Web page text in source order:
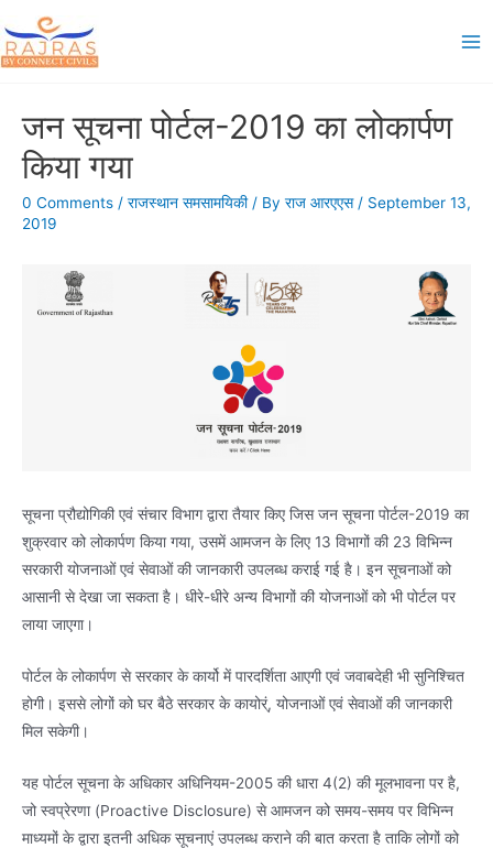
to
content
जन सूचना पोर्टल-2019 का लोकार्पण
किया गया
0 Comments / राजस्थान समसामयिकी/ By राज आरएएस / September 13,
2019
सूचना प्रौद्योगिकी एवं संचार विभाग द्वारा तैयार किए जिस जन सूचना पोर्टल-2019 का
शुक्रवार को लोकार्पण किया गया, उसमें आमजन के लिए 13 विभागों की 23 विभिन्न
सरकारी योजनाओं एवं सेवाओं की जानकारी उपलब्ध कराई गई है। इन सूचनाओं को
आसानी से देखा जा सकता है। धीरे-धीरे अन्य विभागों की योजनाओं को भी पोर्टल पर
लाया जाएगा।
पोर्टल के लोकार्पण से सरकार के कार्यो में पारदर्शिता आएगी एवं जवाबदेही भी सुनिश्चित
होगी। इससे लोगों को घर बैठे सरकार के कायोर्ं, योजनाओं एवं सेवाओं की जानकारी
मिल सकेगी।
यह पोर्टल सूचना के अधिकार अधिनियम-2005 की धारा 4(2) की मूलभावना पर है,
जो स्वप्रेरणा (Proactive Disclosure) से आमजन को समय-समय पर विभिन्न
माध्यमों के द्वारा इतनी अधिक सूचनाएं उपलब्ध कराने की बात करता है ताकि लोगों को